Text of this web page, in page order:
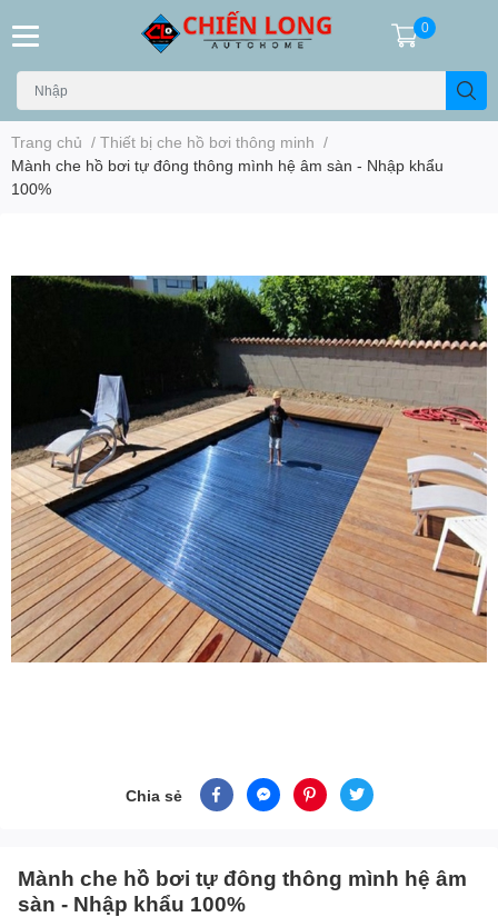
0
Trang chủ / Thiết bị che hồ bơi thông minh /
Mành che hồ bơi tự đông thông mình hệ âm sàn - Nhập khẩu
100%
Chia sẻ
Mành che hồ bơi tự đông thông mình hệ âm
sàn - Nhập khẩu 100%